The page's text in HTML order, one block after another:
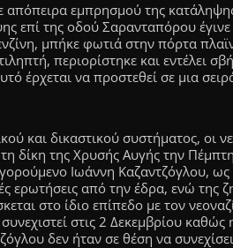
απόπειρα εμπρησμού της
επί της οδού Σαρανταπόρου
μπήκε φωτιά στην πόρτα
περιορίστηκε και εντέλει
έρχεται να προστεθεί σε μια
και δικαστικού συστήματος, οι
δίκη της Χρυσής Αυγής την
Ιωάννη Καζαντζόγλου,
ερωτήσεις από την έδρα, ενώ της
στο ίδιο επίπεδο με τον
στις 2 Δεκεμβρίου
δεν ήταν σε θέση να